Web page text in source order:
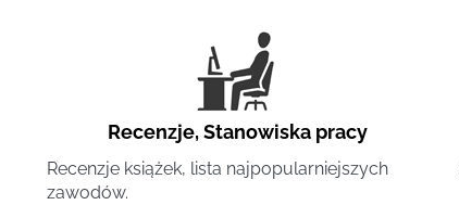
Recenzje,Stanowiska pracy
Recenzje książek, lista najpopularniejszych
zawodów.